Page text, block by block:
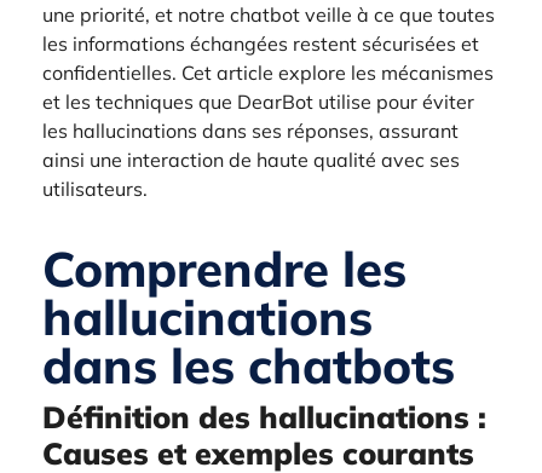
une priorité, et notre chatbot veille à ce que toutes
les informations échangées restent sécurisées et
confidentielles. Cet article explore les mécanismes
et les techniques que DearBot utilise pour éviter
les hallucinations dans ses réponses, assurant
ainsi une interaction de haute qualité avec ses
utilisateurs.
Comprendre les
hallucinations
dans les chatbots
Définition des hallucinations :
Causes et exemples courants